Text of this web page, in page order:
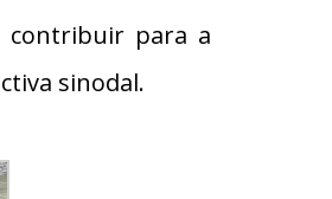
contribuir para a
sinodal.